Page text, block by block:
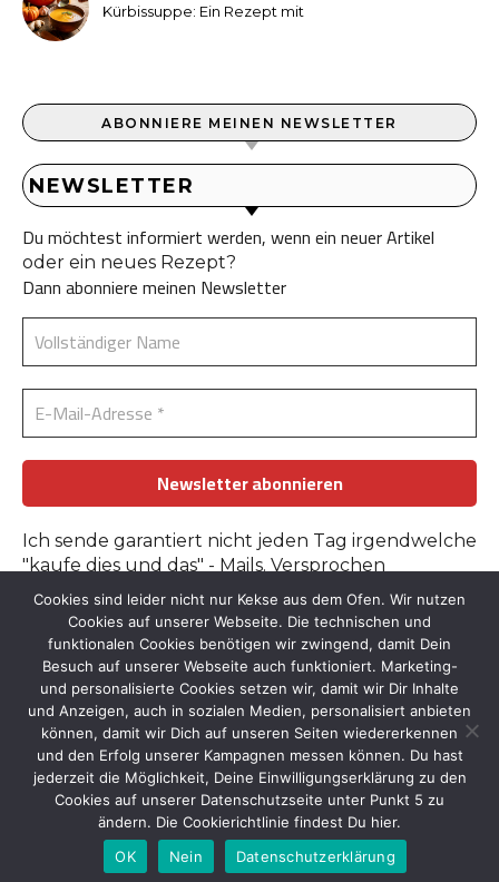
Kürbissuppe: Ein Rezept mit
ABONNIERE MEINEN NEWSLETTER
NEWSLETTER
Du möchtest informiert werden, wenn ein neuer Artikel
oder ein neues Rezept?
Dann abonniere meinen Newsletter
Ich sende garantiert nicht jeden Tag irgendwelche
"kaufe dies und das" - Mails. Versprochen
Erfahre mehr in der Datenschutzerklärung.
Kontakt :: Bildnachweise ::Datenschutz
Impressum
© 2026 by Tante-Iris.de
Graceful Theme byOptima Themes
Cookies sind leider nicht nur Kekse aus dem Ofen. Wir nutzen
Cookies auf unserer Webseite. Die technischen und
funktionalen Cookies benötigen wir zwingend, damit Dein
Besuch auf unserer Webseite auch funktioniert. Marketing-
und personalisierte Cookies setzen wir, damit wir Dir Inhalte
und Anzeigen, auch in sozialen Medien, personalisiert anbieten
können, damit wir Dich auf unseren Seiten wiedererkennen
und den Erfolg unserer Kampagnen messen können. Du hast
jederzeit die Möglichkeit, Deine Einwilligungserklärung zu den
Cookies auf unserer Datenschutzseite unter Punkt 5 zu
ändern. Die Cookierichtlinie findest Du hier.
OK
Nein Datenschutzerklärung